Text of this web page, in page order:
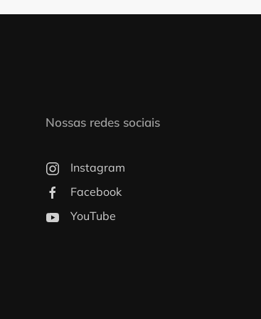
Nossas redes sociais
Instagram
Facebook
YouTube